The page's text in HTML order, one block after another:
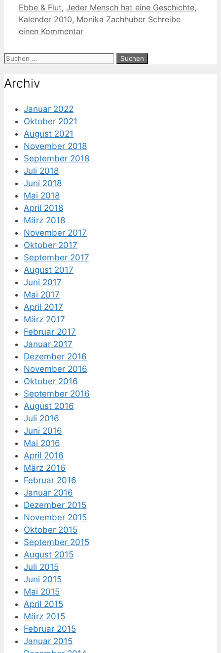
Ebbe & Flut, Jeder Mensch hat eine Geschichte,
Kalender 2010, Monika Zachhuber Schreibe
einen Kommentar
Suche
Archiv
Januar 2022
Oktober 2021
August 2021
November 2018
September 2018
Juli 2018
Juni 2018
Mai 2018
April 2018
März 2018
November 2017
Oktober 2017
September 2017
August 2017
Juni 2017
Mai 2017
April 2017
März 2017
Februar 2017
Januar 2017
Dezember 2016
November 2016
Oktober 2016
September 2016
August 2016
Juli 2016
Juni 2016
Mai 2016
April 2016
März 2016
Februar 2016
Januar 2016
Dezember 2015
November 2015
Oktober 2015
September 2015
August 2015
Juli 2015
Juni 2015
Mai 2015
April 2015
März 2015
Februar 2015
Januar 2015